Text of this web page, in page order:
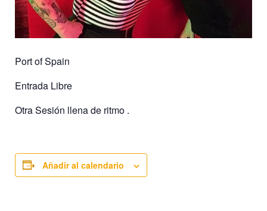
Port of Spain
Entrada Libre
Otra Sesión llena de ritmo .
Añadir al calendario